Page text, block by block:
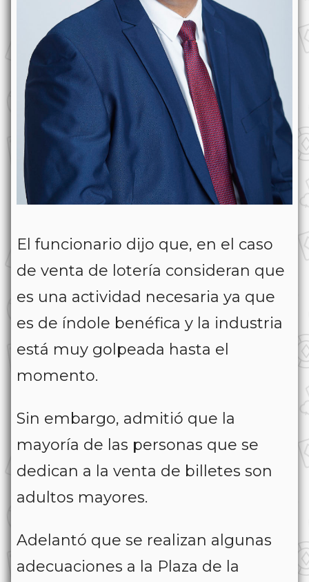
El funcionario dijo que, en el caso
de venta de lotería consideran que
es una actividad necesaria ya que
es de índole benéfica y la industria
está muy golpeada hasta el
momento.
Sin embargo, admitió que la
mayoría de las personas que se
dedican a la venta de billetes son
adultos mayores.
Adelantó que se realizan algunas
adecuaciones a la Plaza de la